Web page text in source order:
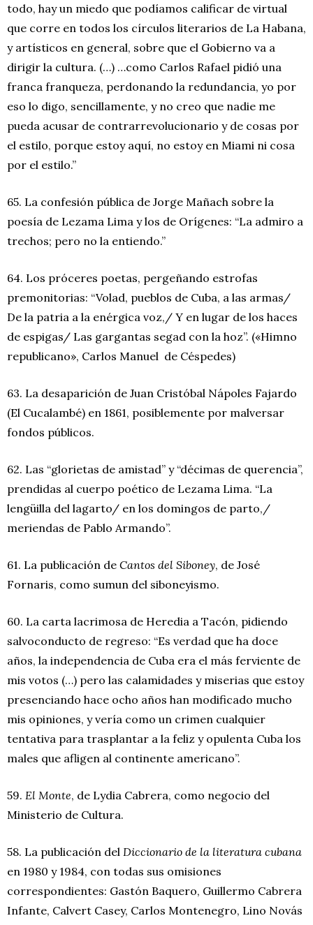
todo, hay un miedo que podíamos calificar de virtual
que corre en todos los círculos literarios de La Habana,
y artísticos en general, sobre que el Gobierno va a
dirigir la cultura. (…) …como Carlos Rafael pidió una
franca franqueza, perdonando la redundancia, yo por
eso lo digo, sencillamente, y no creo que nadie me
pueda acusar de contrarrevolucionario y de cosas por
el estilo, porque estoy aquí, no estoy en Miami ni cosa
por el estilo.”
65. La confesión pública de Jorge Mañach sobre la
poesía de Lezama Lima y los de Orígenes: “La admiro a
trechos; pero no la entiendo.”
64. Los próceres poetas, pergeñando estrofas
premonitorias: “Volad, pueblos de Cuba, a las armas/
De la patria a la enérgica voz,/ Y en lugar de los haces
de espigas/ Las gargantas segad con la hoz”. («Himno
republicano», Carlos Manuel de Céspedes)
63. La desaparición de Juan Cristóbal Nápoles Fajardo
(El Cucalambé) en 1861, posiblemente por malversar
fondos públicos.
62. Las “glorietas de amistad” y “décimas de querencia”,
prendidas al cuerpo poético de Lezama Lima. “La
lengüilla del lagarto/ en los domingos de parto,/
meriendas de Pablo Armando”.
61. La publicación de Cantos del Siboney, de José
Fornaris, como sumun del siboneyismo.
60. La carta lacrimosa de Heredia a Tacón, pidiendo
salvoconducto de regreso: “Es verdad que ha doce
años, la independencia de Cuba era el más ferviente de
mis votos (…) pero las calamidades y miserias que estoy
presenciando hace ocho años han modificado mucho
mis opiniones, y vería como un crimen cualquier
tentativa para trasplantar a la feliz y opulenta Cuba los
males que afligen al continente americano”.
59. El Monte, de Lydia Cabrera, como negocio del
Ministerio de Cultura.
58. La publicación del Diccionario de la literatura cubana
en 1980 y 1984, con todas sus omisiones
correspondientes: Gastón Baquero, Guillermo Cabrera
Infante, Calvert Casey, Carlos Montenegro, Lino Novás